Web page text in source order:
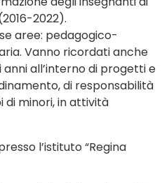
2022).
aree: pedagogico-
Vanno ricordati anche
all’interno di progetti e
di responsabilità
di minori, in attività
l’istituto “Regina